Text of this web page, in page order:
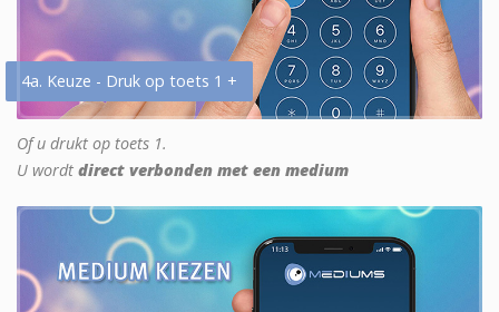
4a. Keuze - Druk op toets 1 +
Of u drukt op toets 1.
U wordt direct verbonden met een medium